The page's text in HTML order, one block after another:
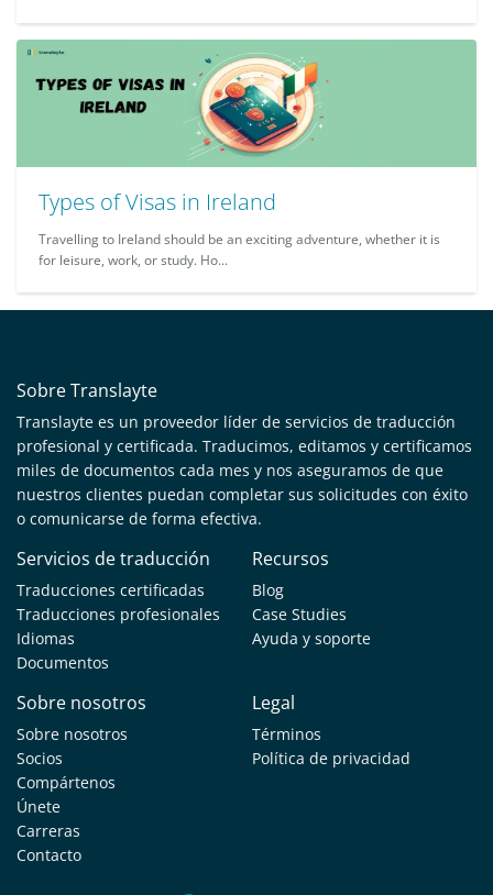
Types of Visas in Ireland
Travelling to Ireland should be an exciting adventure, whether it is
for leisure, work, or study. Ho...
Sobre Translayte
Translayte es un proveedor líder de servicios de traducción
profesional y certificada. Traducimos, editamos y certificamos
miles de documentos cada mes y nos aseguramos de que
nuestros clientes puedan completar sus solicitudes con éxito
o comunicarse de forma efectiva.
Servicios de traducción
Traducciones certificadas
Traducciones profesionales
Idiomas
Documentos
Recursos
Blog
Case Studies
Ayuda y soporte
Sobre nosotros
Sobre nosotros
Socios
Compártenos
Únete
Carreras
Contacto
Legal
Términos
Política de privacidad